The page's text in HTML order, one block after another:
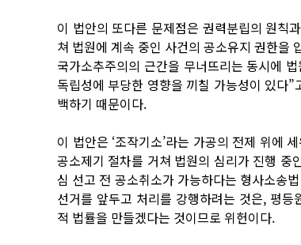
이 법안의 또다른 문제점은 권력분립의 원칙
쳐 법원에 계속 중인 사건의 공소유지 권한을
국가소추주의의 근간을 무너뜨리는 동시에
독립성에 부당한 영향을 끼칠 가능성이 있다
백하기 때문이다.
이 법안은 ‘조작기소’라는 가공의 전제 위에
공소제기 절차를 거쳐 법원의 심리가 진행 중
심 선고 전 공소취소가 가능하다는 형사소송
선거를 앞두고 처리를 강행하려는 것은, 평
적 법률을 만들겠다는 것이므로 위헌이다.